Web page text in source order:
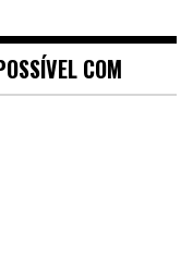
COM